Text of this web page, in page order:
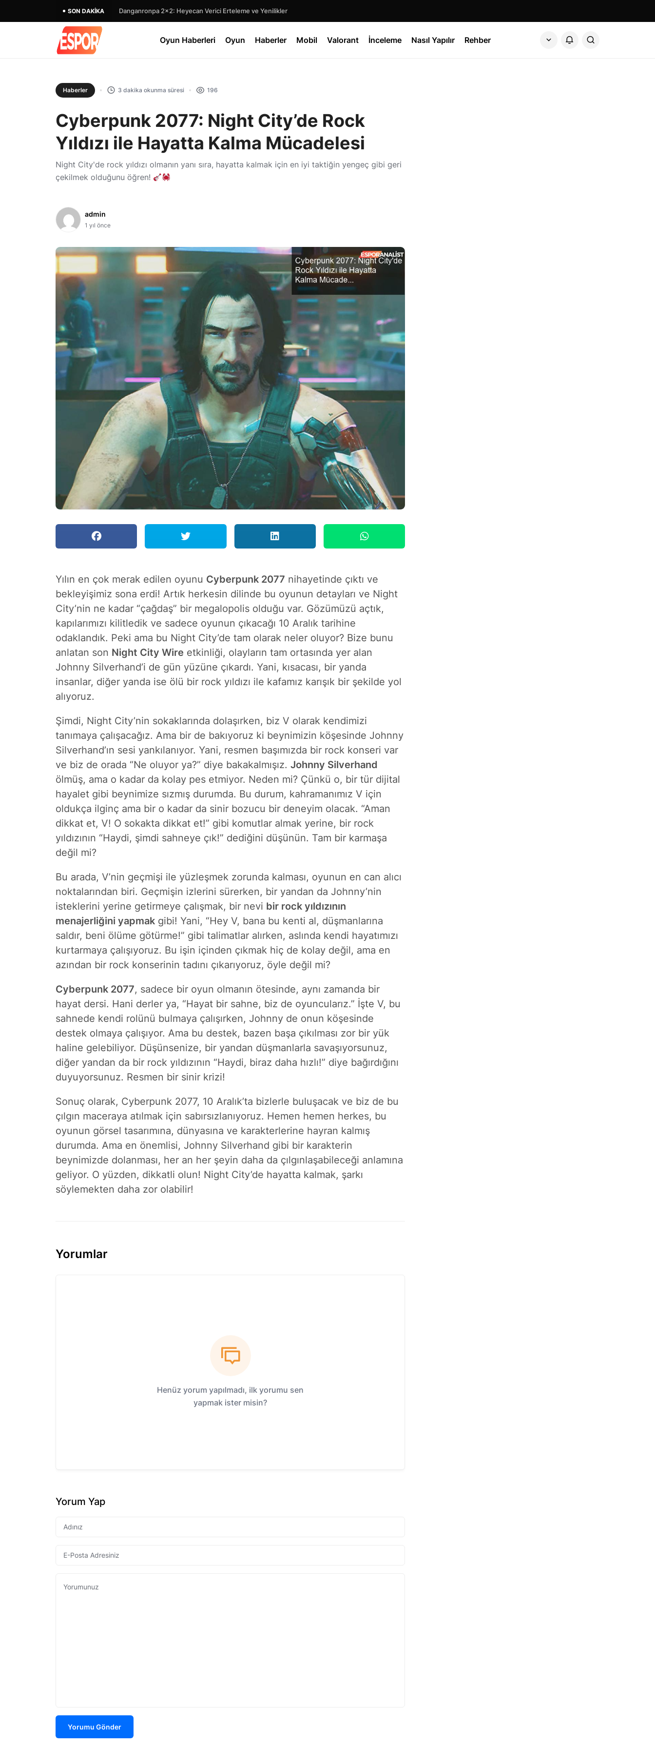
SON DAKIKA Danganronpa 2×2: Heyecan Verici Erteleme ve Yenilikler
Oyun Haberleri Oyun Haberler Mobil Valorant İnceleme Nasıl Yapılır Rehber
Haberler 3 dakika okunma süresi 196
Cyberpunk 2077: Night City’de Rock
Yıldızı ile Hayatta Kalma Mücadelesi
Night City'de rock yıldızı olmanın yanı sıra, hayatta kalmak için en iyi taktiğin yengeç gibi geri
çekilmek olduğunu öğren!
admin
1 yıl önce
Yılın en çok merak edilen oyunu Cyberpunk 2077 nihayetinde çıktı ve
bekleyişimiz sona erdi! Artık herkesin dilinde bu oyunun detayları ve Night
City’nin ne kadar “çağdaş” bir megalopolis olduğu var. Gözümüzü açtık,
kapılarımızı kilitledik ve sadece oyunun çıkacağı 10 Aralık tarihine
odaklandık. Peki ama bu Night City’de tam olarak neler oluyor? Bize bunu
anlatan son Night City Wire etkinliği, olayların tam ortasında yer alan
Johnny Silverhand’i de gün yüzüne çıkardı. Yani, kısacası, bir yanda
insanlar, diğer yanda ise ölü bir rock yıldızı ile kafamız karışık bir şekilde yol
alıyoruz.
Şimdi, Night City’nin sokaklarında dolaşırken, biz V olarak kendimizi
tanımaya çalışacağız. Ama bir de bakıyoruz ki beynimizin köşesinde Johnny
Silverhand’ın sesi yankılanıyor. Yani, resmen başımızda bir rock konseri var
ve biz de orada “Ne oluyor ya?” diye bakakalmışız. Johnny Silverhand
ölmüş, ama o kadar da kolay pes etmiyor. Neden mi? Çünkü o, bir tür dijital
hayalet gibi beynimize sızmış durumda. Bu durum, kahramanımız V için
oldukça ilginç ama bir o kadar da sinir bozucu bir deneyim olacak. “Aman
dikkat et, V! O sokakta dikkat et!” gibi komutlar almak yerine, bir rock
yıldızının “Haydi, şimdi sahneye çık!” dediğini düşünün. Tam bir karmaşa
değil mi?
Bu arada, V’nin geçmişi ile yüzleşmek zorunda kalması, oyunun en can alıcı
noktalarından biri. Geçmişin izlerini sürerken, bir yandan da Johnny’nin
isteklerini yerine getirmeye çalışmak, bir nevi bir rock yıldızının
menajerliğini yapmak gibi! Yani, “Hey V, bana bu kenti al, düşmanlarına
saldır, beni ölüme götürme!” gibi talimatlar alırken, aslında kendi hayatımızı
kurtarmaya çalışıyoruz. Bu işin içinden çıkmak hiç de kolay değil, ama en
azından bir rock konserinin tadını çıkarıyoruz, öyle değil mi?
Cyberpunk 2077, sadece bir oyun olmanın ötesinde, aynı zamanda bir
hayat dersi. Hani derler ya, “Hayat bir sahne, biz de oyuncularız.” İşte V, bu
sahnede kendi rolünü bulmaya çalışırken, Johnny de onun köşesinde
destek olmaya çalışıyor. Ama bu destek, bazen başa çıkılması zor bir yük
haline gelebiliyor. Düşünsenize, bir yandan düşmanlarla savaşıyorsunuz,
diğer yandan da bir rock yıldızının “Haydi, biraz daha hızlı!” diye bağırdığını
duyuyorsunuz. Resmen bir sinir krizi!
Sonuç olarak, Cyberpunk 2077, 10 Aralık’ta bizlerle buluşacak ve biz de bu
çılgın maceraya atılmak için sabırsızlanıyoruz. Hemen hemen herkes, bu
oyunun görsel tasarımına, dünyasına ve karakterlerine hayran kalmış
durumda. Ama en önemlisi, Johnny Silverhand gibi bir karakterin
beynimizde dolanması, her an her şeyin daha da çılgınlaşabileceği anlamına
geliyor. O yüzden, dikkatli olun! Night City’de hayatta kalmak, şarkı
söylemekten daha zor olabilir!
Yorumlar
Henüz yorum yapılmadı, ilk yorumu sen
yapmak ister misin?
Yorum Yap
Yorumu Gönder